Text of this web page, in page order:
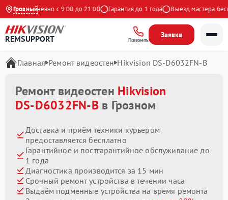
Грозный
Ежедневно с 9:00 до 21:00 Гарантия до 1 года Выезд мастера
REMSUPPORT Позвонить
Заявка
Главная Ремонт видеостен Hikvision DS‑D6032FN‑B
Ремонт видеостен Hikvision
DS‑D6032FN‑Bв Грозном
Доставка и приём техники курьером
предоставляется бесплатно
Гарантийное и постгарантийное обслуживание до
1 года
Диагностика производится за 15 мин
Срочный ремонт устройства в течении часа
Выдаём подменные устройства на время ремонта